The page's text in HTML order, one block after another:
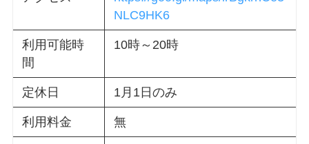
NLC9HK6
利用可能時
間
10時～20時
定休日 1月1日のみ
利用料金 無